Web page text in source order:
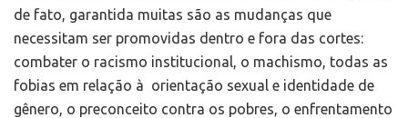
de fato, garantida muitas são as mudanças que
necessitam ser promovidas dentro e fora das cortes:
combater o racismo institucional, o machismo, todas as
fobias em relação à orientação sexual e identidade de
gênero, o preconceito contra os pobres, o enfrentamento